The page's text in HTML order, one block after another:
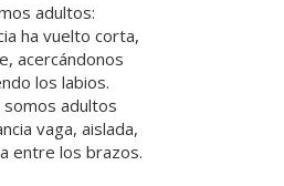
adultos:
ha vuelto corta,
acercándonos
los labios.
somos adultos
vaga, aislada,
entre los brazos.